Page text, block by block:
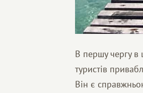
В першу чергу в
туристів
Він є